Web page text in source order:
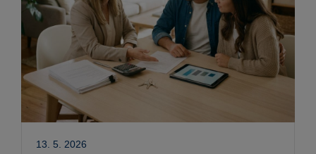
13. 5. 2026